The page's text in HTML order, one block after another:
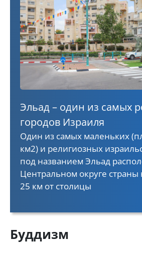
Эльад – один из самых
городов Израиля
Один из самых маленьких
км2) и религиозных
под названием Эльад
Центральном округе страны
25 км от столицы
Буддизм